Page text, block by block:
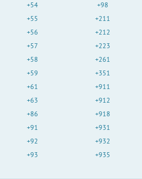
+54
+55
+56
+57
+58
+59
+61
+63
+86
+91
+92
+93
+98
+211
+212
+223
+261
+351
+911
+912
+918
+931
+932
+935